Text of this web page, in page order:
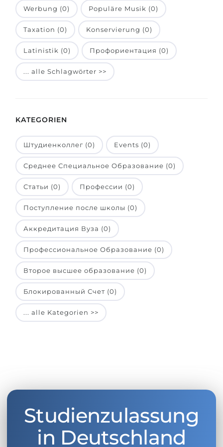
Unsere Studierenden werden
BERATUNG!
Belarus
Anderes Land
BERATUNG BUCHEN
Werbung (0) Populäre Musik (0)
Taxation (0) Konservierung (0)
Latinistik (0) Профориентация (0)
... alle Schlagwörter >>
KATEGORIEN
Штудиенколлег (0) Events (0)
Среднее Специальное Образование (0)
Статьи (0) Профессии (0)
Поступление после школы (0)
Аккредитация Вуза (0)
Профессиональное Образование (0)
Второе высшее образование (0)
Блокированный Счет (0)
... alle Kategorien >>
Studienzulassung
in Deutschland